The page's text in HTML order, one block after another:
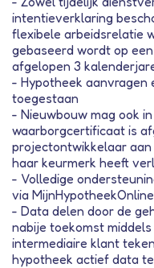
intentieverklaring
flexibele arbeidsrelatie
gebaseerd wordt op
afgelopen 3
- Hypotheek aanvragen
toegestaan
- Nieuwbouw mag ook
waarborgcertificaat is
projectontwikkelaar aan
haar keurmerk heeft
- Volledige
via
- Data delen door de
nabije toekomst
intermediaire klant
hypotheek actief data